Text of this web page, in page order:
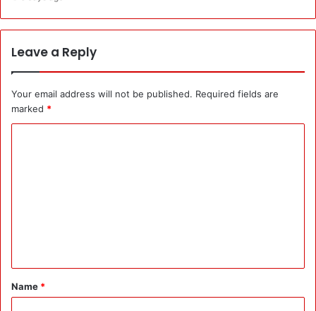
Leave a Reply
Your email address will not be published. Required fields are
marked *
*
Name *